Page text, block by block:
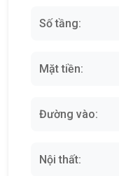
Số tầng:
Mặt tiền:
Đường vào:
Nội thất: